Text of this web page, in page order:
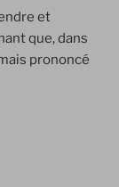
et
que, dans
prononcé